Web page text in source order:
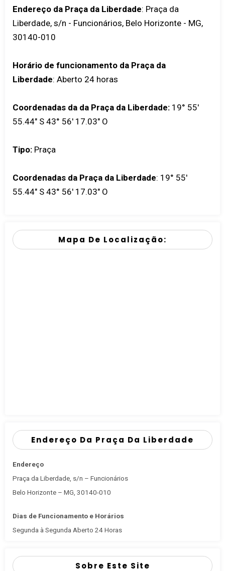
Endereço da Praça da Liberdade: Praça da
Liberdade, s/n - Funcionários, Belo Horizonte - MG,
30140-010
Horário de funcionamento da Praça da
Liberdade: Aberto 24 horas
Coordenadas da da Praça da Liberdade: 19° 55'
55.44" S 43° 56' 17.03" O
Tipo: Praça
Coordenadas da Praça da Liberdade: 19° 55'
55.44" S 43° 56' 17.03" O
Mapa De Localização:
Endereço Da Praça Da Liberdade
Endereço
Praça da Liberdade, s/n – Funcionários
Belo Horizonte – MG, 30140-010
Dias de Funcionamento e Horários
Segunda à Segunda Aberto 24 Horas
Sobre Este Site